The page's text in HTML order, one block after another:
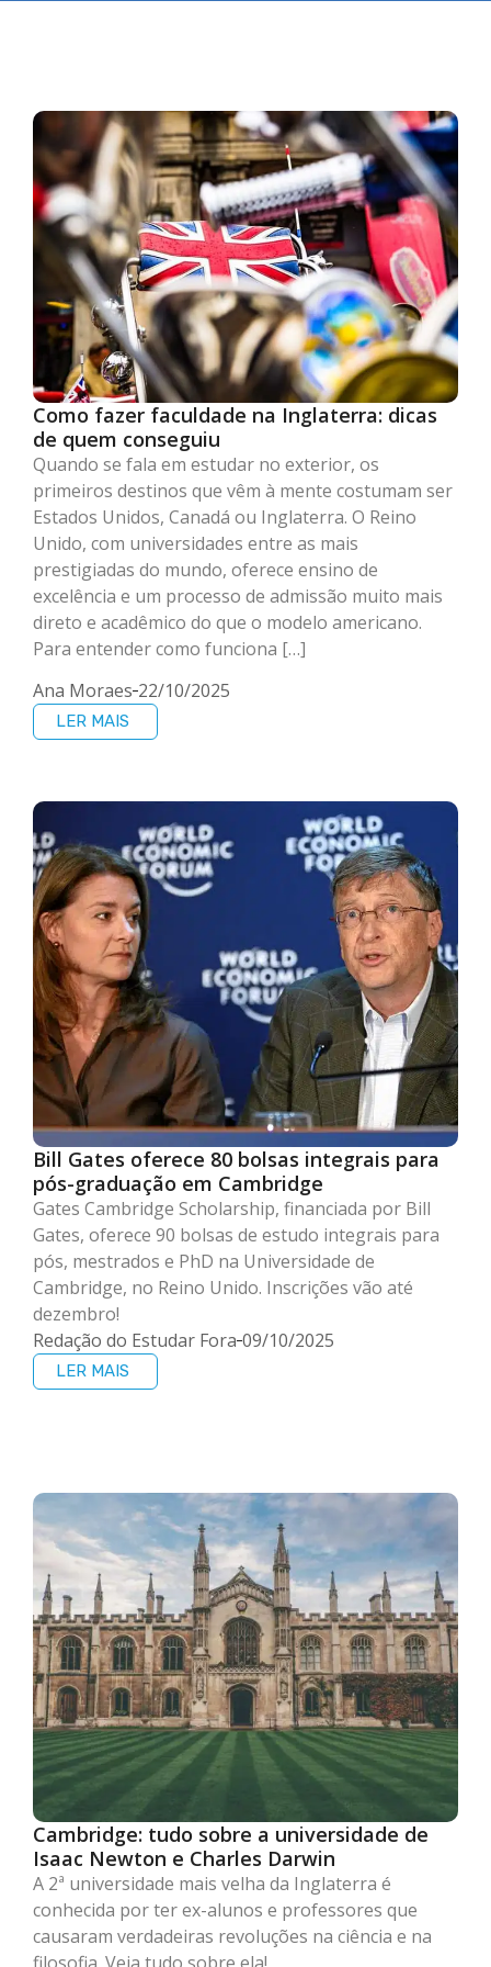
Como fazer faculdade na Inglaterra: dicas
de quem conseguiu
Quando se fala em estudar no exterior, os
primeiros destinos que vêm à mente costumam ser
Estados Unidos, Canadá ou Inglaterra. O Reino
Unido, com universidades entre as mais
prestigiadas do mundo, oferece ensino de
excelência e um processo de admissão muito mais
direto e acadêmico do que o modelo americano.
Para entender como funciona […]
Ana Moraes 22/10/2025
LER MAIS
Bill Gates oferece 80 bolsas integrais para
pós-graduação em Cambridge
Gates Cambridge Scholarship, financiada por Bill
Gates, oferece 90 bolsas de estudo integrais para
pós, mestrados e PhD na Universidade de
Cambridge, no Reino Unido. Inscrições vão até
dezembro!
Redação do Estudar Fora 09/10/2025
LER MAIS
Cambridge: tudo sobre a universidade de
Isaac Newton e Charles Darwin
A 2ª universidade mais velha da Inglaterra é
conhecida por ter ex-alunos e professores que
causaram verdadeiras revoluções na ciência e na